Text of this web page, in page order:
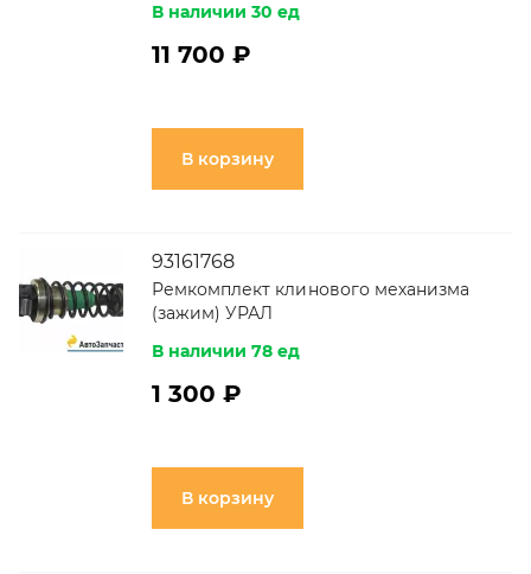
В наличии 30 ед
11 700 ₽
В корзину
93161768
Ремкомплект клинового механизма
(зажим) УРАЛ
В наличии 78 ед
1 300 ₽
В корзину